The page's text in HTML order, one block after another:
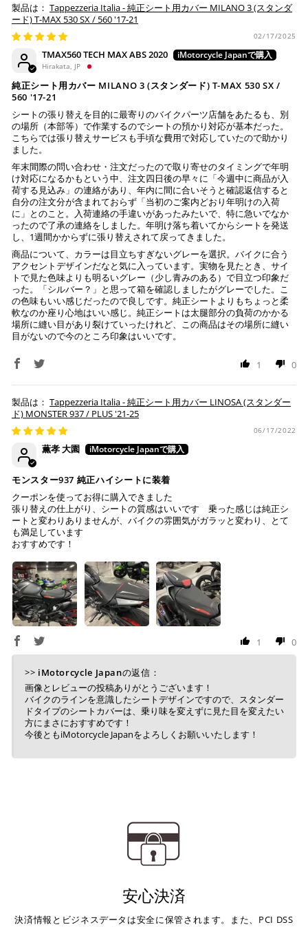
せん。
※ お支払いは現金のみとなります。
銀行振込 (事前決済)
ご注文時に情報をお知らせ致しますので、指定の口座に
入金確認が取れ次第、商品を手配させて頂きます。
※ お支払期限はご注文日より7日以内とさせて頂いてお
り、万が一過ぎてしまった場合はご注文をキャンセルさ
せて頂きます。
※ 振込手数料はご負担ください。
Tappezzeria Italia - 純正シート用カバー MILANO 3 (スタンダ
ード) T-MAX 530 SX / 560 '17-21
02/17/2025
TMAX560 TECH MAX ABS 2020
Hirakata, JP
純正シート用カバー MILANO 3 (スタンダード) T-MAX 530 SX /
560 '17-21
シートの張り替えを目的に最寄りのバイクパーツ店舗をあたるも、別
の場所（本部等）で作業するのでシートの預かり対応が基本だった。
こちらでは張り替えサービスも手頃な費用で対応していたので助かり
ました。
年末間際の問い合わせ・注文だったので取り寄せのタイミングで年明
け対応になるかもという中、注文四日後の早々に「今週中に商品が入
荷する見込み」の連絡があり、年内に間に合いそうと確認返信すると
自分の注文分が含まれておらず「当初のご案内どおり年明けの入荷
に」とのこと。入荷連絡の手違いがあったみたいで、特に急いでなか
ったので了承の連絡をしました。年明け落ち着いてからシートを発送
し、1週間かからずに張り替えされて戻ってきました。
商品について、カラーは目立ちすぎないグレーを選択。バイクに合う
アクセントデザインだなと気に入っています。実物を見たとき、サイ
トで見た色味よりも明るいグレー（少し青みのある）で目立つ印象だ
った。「シルバー？」と思って箱を確認しましたがグレーでした。こ
の色味もいい感じだったので良しです。純正シートよりもちょっと柔
軟なのか座り心地はいい感じ。純正シートは太腿部分の負荷のかかる
場所に縫い目があり裂けていったけれど、この商品はその場所に縫い
目がないので今のところ印象はいいです。
1 0
Tappezzeria Italia - 純正シート用カバー LINOSA (スタンダー
ド) MONSTER 937 / PLUS '21-25
06/17/2022
薫孝 大園
モンスター937 純正ハイシートに装着
クーポンを使ってお得に購入できました
張り替えの仕上がり、シートの質感はいいです 乗った感じは純正シ
ートと変わりありませんが、バイクの雰囲気がガラッと変わり、とて
も満足しています
おすすめです！
1 0
>> iMotorcycle Japanの返信：
画像とレビューの投稿ありがとうございます！
バイクのラインを意識したシートデザインですので、スタンダー
ドタイプのシートカバーは、乗り味を変えずに見た目を変えたい
方にまさにおすすめです！
今後ともiMotorcycle Japanをよろしくお願いいたします！
安心決済
決済情報とビジネスデータは安全に保管されます。また、PCI DSS